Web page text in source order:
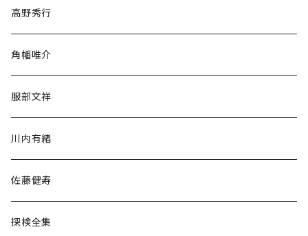
随筆・ノンフィクション・その他
民族・風習
高野秀行
角幡唯介
服部文祥
川内有緒
佐藤健寿
探検全集